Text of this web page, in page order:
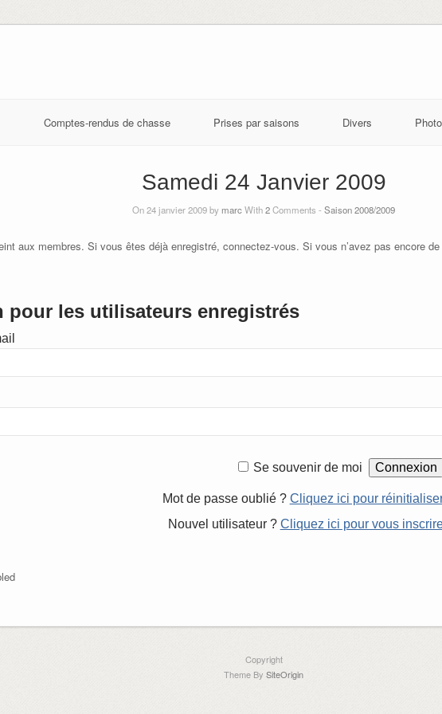
Comptes-rendus de chasse Prises par saisons Divers
Samedi 24 Janvier 2009
On 24 janvier 2009 by marcWith2Comments - Saison 2008/2009
aux membres. Si vous êtes déjà enregistré, connectez-vous. Si vous n’avez pas encore
pour les utilisateurs enregistrés
Se souvenir de moi
Mot de passe oublié ? Cliquez ici pour
Nouvel utilisateur ? Cliquez ici pour vous
Copyright
Theme By SiteOrigin